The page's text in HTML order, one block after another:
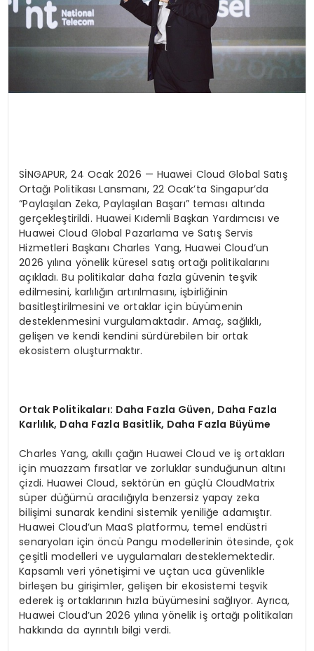
SİNGAPUR, 24 Ocak 2026 — Huawei Cloud Global Satış
Ortağı Politikası Lansmanı, 22 Ocak’ta Singapur’da
“Paylaşılan Zeka, Paylaşılan Başarı” teması altında
gerçekleştirildi. Huawei Kıdemli Başkan Yardımcısı ve
Huawei Cloud Global Pazarlama ve Satış Servis
Hizmetleri Başkanı Charles Yang, Huawei Cloud’un
2026 yılına yönelik küresel satış ortağı politikalarını
açıkladı. Bu politikalar daha fazla güvenin teşvik
edilmesini, karlılığın artırılmasını, işbirliğinin
basitleştirilmesini ve ortaklar için büyümenin
desteklenmesini vurgulamaktadır. Amaç, sağlıklı,
gelişen ve kendi kendini sürdürebilen bir ortak
ekosistem oluşturmaktır.
Ortak Politikaları: Daha Fazla Güven, Daha Fazla
Karlılık, Daha Fazla Basitlik, Daha Fazla Büyüme
Charles Yang, akıllı çağın Huawei Cloud ve iş ortakları
için muazzam fırsatlar ve zorluklar sunduğunun altını
çizdi. Huawei Cloud, sektörün en güçlü CloudMatrix
süper düğümü aracılığıyla benzersiz yapay zeka
bilişimi sunarak kendini sistemik yeniliğe adamıştır.
Huawei Cloud’un MaaS platformu, temel endüstri
senaryoları için öncü Pangu modellerinin ötesinde, çok
çeşitli modelleri ve uygulamaları desteklemektedir.
Kapsamlı veri yönetişimi ve uçtan uca güvenlikle
birleşen bu girişimler, gelişen bir ekosistemi teşvik
ederek iş ortaklarının hızla büyümesini sağlıyor. Ayrıca,
Huawei Cloud’un 2026 yılına yönelik iş ortağı politikaları
hakkında da ayrıntılı bilgi verdi.